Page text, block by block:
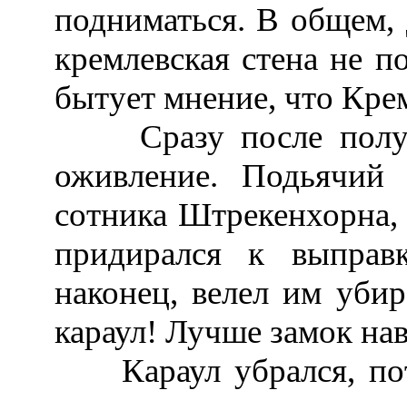
подниматься. В
кремлевская стена не
бытует мнение, что
Сразу после
оживление. Подьячий
сотника
придирался к
наконец, велел им
караул! Лучше замок
Караул убрался,